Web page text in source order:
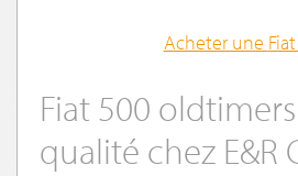
Acheter une
Fiat 500
qualité chez E&R